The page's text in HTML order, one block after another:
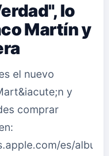
lo
Martín y
el nuevo
y
comprar
es/